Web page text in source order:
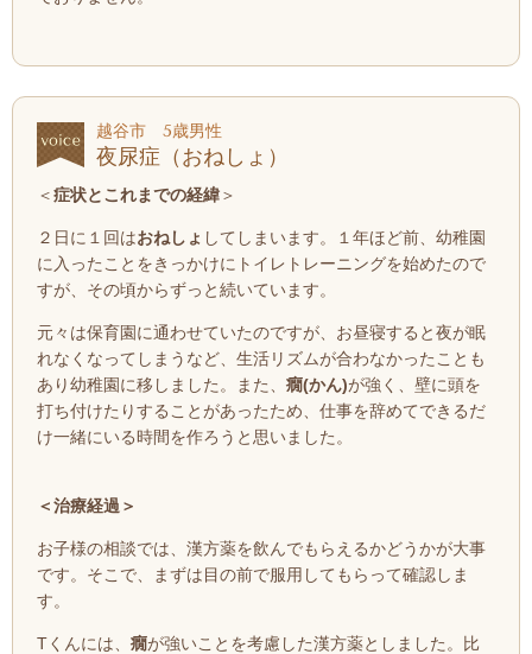
越谷市 5歳男性
夜尿症（おねしょ）
＜症状とこれまでの経緯＞
２日に１回はおねしょ してしまいます。
１年ほど前、幼稚園
に入ったことをきっかけにトイレトレーニングを始めたので
すが、その頃からずっと続いています。
元々は保育園に通わせていたのですが、お昼寝すると夜が眠
れなくなってしまうなど、生活リズムが合わなかったことも
あり幼稚園に移しました。また、 癇(かん)が強く、壁に頭を
打ち付けたりすることがあったため、仕事を辞めてできるだ
け一緒にいる時間を作ろうと思いました。
＜治療経過＞
お子様の相談では、漢方薬を飲んでもらえるかどうかが大事
です。そこで、まずは目の前で服用してもらって確認しま
す。
Tくんには、 癇が強いことを考慮した漢方薬としました。比